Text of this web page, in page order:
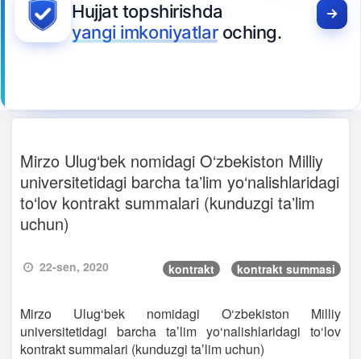
Hujjat topshirishda
yangi imkoniyatlaroching.
Mirzo Ulug‘bek nomidagi O‘zbekiston Milliy
universitetidagi barcha taʼlim yo‘nalishlaridagi
to‘lov kontrakt summalari (kunduzgi taʼlim
uchun)
22-sen, 2020 kontrakt kontrakt summasi
Mirzo Ulug‘bek nomidagi O‘zbekiston Milliy
universitetidagi barcha taʼlim yo‘nalishlaridagi to‘lov
kontrakt summalari (kunduzgi taʼlim uchun)